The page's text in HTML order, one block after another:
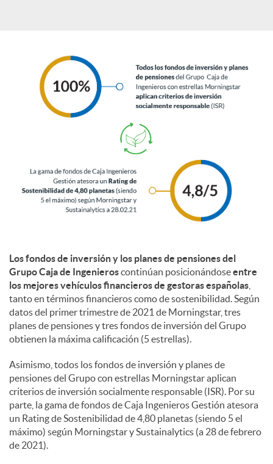
s
Los fondos de inversión y los planes de pensiones del
Grupo Caja de Ingenieroscontinúan posicionándoseentre
los mejores vehículos financieros de gestoras españolas
tanto en términos financieros como de sostenibilidad. Según
datos del primer trimestre de 2021 de Morningstar, tres
planes de pensiones y tres fondos de inversión del Grupo
obtienen la máxima calificación (5 estrellas).
Asimismo, todos los fondos de inversión y planes de
pensiones del Grupo con estrellas Morningstar aplican
criterios de inversión socialmente responsable (ISR). Por su
parte, la gama de fondos de Caja Ingenieros Gestión atesora
un Rating de Sostenibilidad de 4,80 planetas (siendo 5 el
máximo) según Morningstar y Sustainalytics (a 28 de febrero
de 2021).